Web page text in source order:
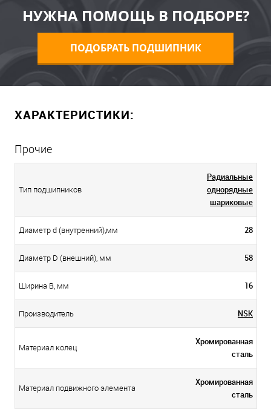
НУЖНА ПОМОЩЬ В ПОДБОРЕ?
ПОДОБРАТЬ ПОДШИПНИК
ХАРАКТЕРИСТИКИ:
Прочие
Тип подшипников
Радиальные
однорядные
шариковые
Диаметр d (внутренний),мм 28
Диаметр D (внешний), мм 58
Ширина B, мм 16
Производитель NSK
Материал колец
Хромированная
сталь
Материал подвижного элемента
Хромированная
сталь